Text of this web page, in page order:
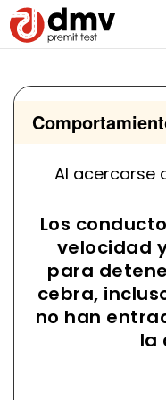
Al acercarse
Los
velocidad
para
cebra,
no han
la